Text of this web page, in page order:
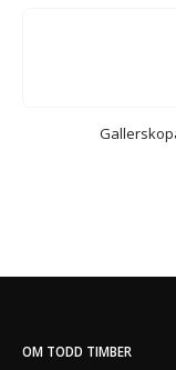
OM TODD TIMBER